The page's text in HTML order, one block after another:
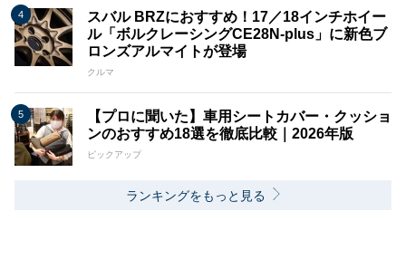
スバル BRZにおすすめ！17／18インチホイー
ル「ボルクレーシングCE28N-plus」に新色ブ
ロンズアルマイトが登場
クルマ
【プロに聞いた】車用シートカバー・クッショ
ンのおすすめ18選を徹底比較｜2026年版
ピックアップ
ランキングをもっと見る